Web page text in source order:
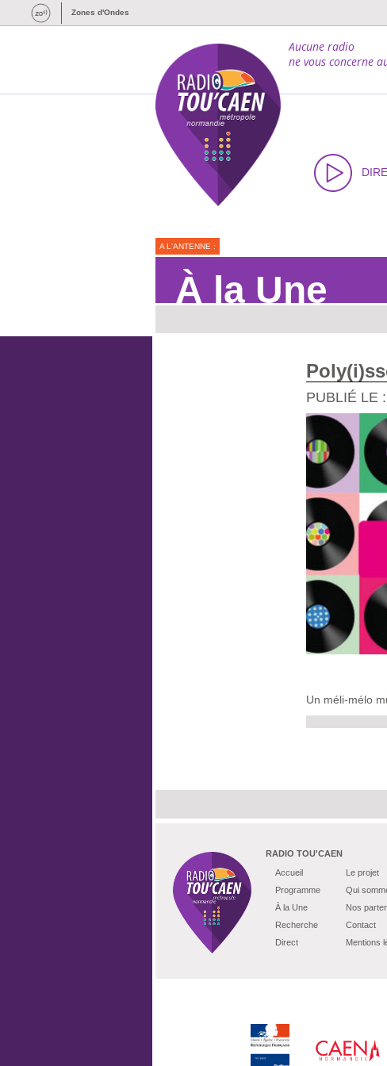
Zones d'Ondes
Aucune radio
ne vous concerne
A L'ANTENNE :
À la Une
PUBLIÉ LE
Un méli-mélo
RADIO TOU'CAEN
Accueil
Programme
À la Une
Recherche
Direct
Le projet
Qui
Nos
Contact
Mentions